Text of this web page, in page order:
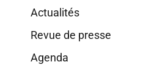
Actualités
Revue de presse
Agenda